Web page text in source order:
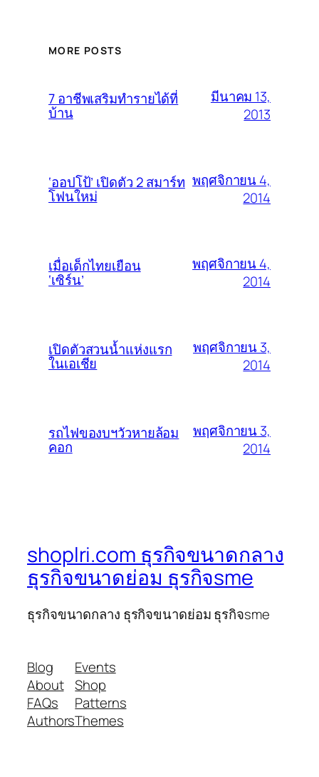
MORE POSTS
7 อาชีพเสริมทำรายได้ที่
บ้าน
มีนาคม 13,
2013
‘ออปโป้’ เปิดตัว 2 สมาร์ท
โฟนใหม่
พฤศจิกายน 4,
2014
เมื่อเด็กไทยเยือน
‘เซิร์น’
พฤศจิกายน 4,
2014
เปิดตัวสวนน้ำแห่งแรก
ในเอเชีย
พฤศจิกายน 3,
2014
รถไฟของบฯวัวหายล้อม
คอก
พฤศจิกายน 3,
2014
shoplri.com ธุรกิจขนาดกลาง
ธุรกิจขนาดย่อม ธุรกิจsme
ธุรกิจขนาดกลาง ธุรกิจขนาดย่อม ธุรกิจsme
Blog
About
FAQs
Authors
Events
Shop
Patterns
Themes